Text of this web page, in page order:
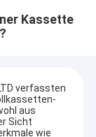
Kassette
verfassten
aus
Sicht
wie